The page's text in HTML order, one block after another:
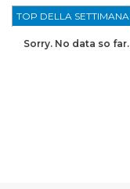
TOP DELLA SETTIMANA
Sorry. No data so far.